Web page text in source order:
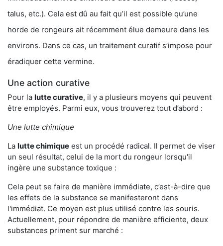
talus, etc.). Cela est dû au fait qu’il est possible qu’une
horde de rongeurs ait récemment élue demeure dans les
environs. Dans ce cas, un traitement curatif s’impose pour
éradiquer cette vermine.
Une action curative
Pour la lutte curative, il y a plusieurs moyens qui peuvent
être employés. Parmi eux, vous trouverez tout d’abord :
Une lutte chimique
La lutte chimique est un procédé radical. Il permet de viser
un seul résultat, celui de la mort du rongeur lorsqu'il
ingère une substance toxique :
Cela peut se faire de manière immédiate, c’est-à-dire que
les effets de la substance se manifesteront dans
l'immédiat. Ce moyen est plus utilisé contre les souris.
Actuellement, pour répondre de manière efficiente, deux
substances priment sur marché :